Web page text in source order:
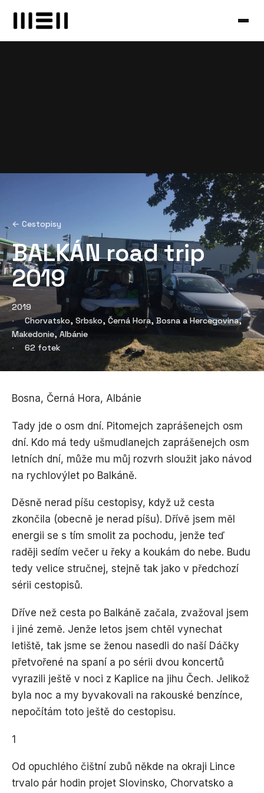
← Cestopisy
BALKÁN road trip
2019
2019
Chorvatsko, Srbsko, Černá Hora, Bosna a Hercegovina,
Makedonie, Albánie
62 fotek
Bosna, Černá Hora, Albánie
Tady jde o osm dní. Pitomejch zaprášenejch osm
dní. Kdo má tedy ušmudlanejch zaprášenejch osm
letních dní, může mu můj rozvrh sloužit jako návod
na rychlovýlet po Balkáně.
Děsně nerad píšu cestopisy, když už cesta
zkončila (obecně je nerad píšu). Dřívě jsem měl
energii se s tím smolit za pochodu, jenže teď
raději sedím večer u řeky a koukám do nebe. Budu
tedy velice stručnej, stejně tak jako v předchozí
sérii cestopisů.
Dříve než cesta po Balkáně začala, zvažoval jsem
i jiné země. Jenže letos jsem chtěl vynechat
letiště, tak jsme se ženou nasedli do naší Dáčky
přetvořené na spaní a po sérii dvou koncertů
vyrazili ještě v noci z Kaplice na jihu Čech. Jelikož
byla noc a my byvakovali na rakouské benzínce,
nepočítám toto ještě do cestopisu.
1
Od opuchlého čištní zubů někde na okraji Lince
trvalo pár hodin projet Slovinsko, Chorvatsko a